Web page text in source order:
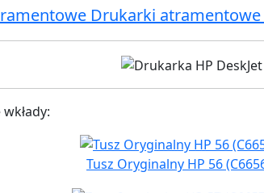
Drukarki
Tusz Oryginalny HP 56